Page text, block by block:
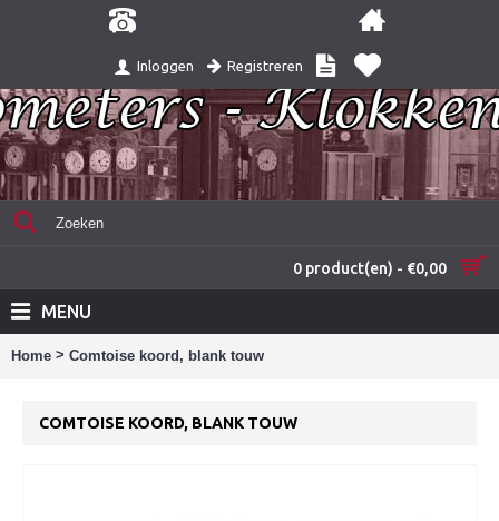
Inloggen Registreren
0 product(en) - €0,00
MENU
Home > Comtoise koord, blank touw
COMTOISE KOORD, BLANK TOUW